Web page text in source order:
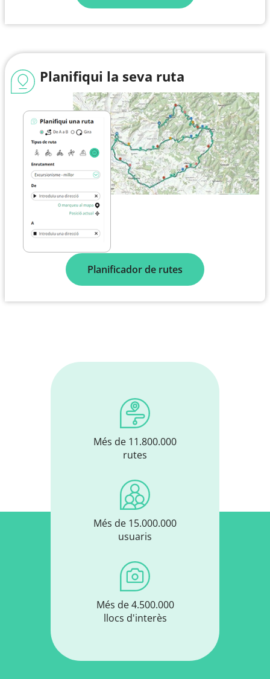
Planifiqui la seva ruta
Planificador de rutes
Més de 11.800.000
rutes
Més de 15.000.000
usuaris
Més de 4.500.000
llocs d'interès